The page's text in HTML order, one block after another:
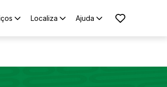
Localiza Ajuda